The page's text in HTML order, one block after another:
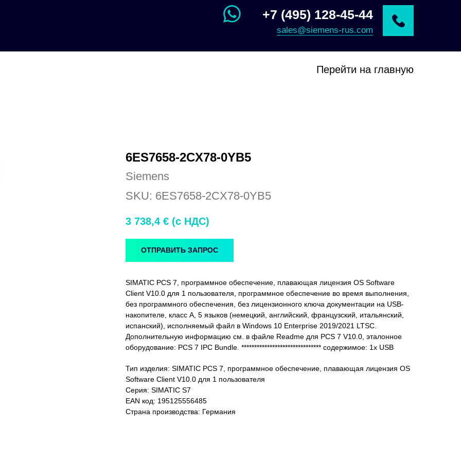
+7 (495) 128-45-44
sales@siemens-rus.com
Перейти на главную
6ES7658-2CX78-0YB5
Siemens
SKU: 6ES7658-2CX78-0YB5
3 738,4 € (c НДС)
ОТПРАВИТЬ ЗАПРОС
SIMATIC PCS 7, программное обеспечение, плавающая лицензия OS Software
Client V10.0 для 1 пользователя, программное обеспечение во время выполнения,
без программного обеспечения, без лицензионного ключа документации на USB-
накопителе, класс A, 5 языков (немецкий, английский, французский, итальянский,
испанский), исполняемый файл в Windows 10 Enterprise 2019/2021 LTSC.
Дополнительную информацию см. в файле Readme для PCS 7 V10.0, эталонное
оборудование: PCS 7 IPC Bundle. ******************************* содержимое: 1x USB
Тип изделия: SIMATIC PCS 7, программное обеспечение, плавающая лицензия OS
Software Client V10.0 для 1 пользователя
Серия: SIMATIC S7
EAN код: 195125556485
Страна производства: Германия